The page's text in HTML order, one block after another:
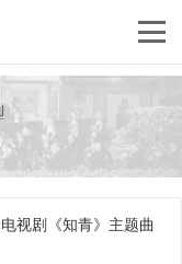
电视剧《知青》主题曲